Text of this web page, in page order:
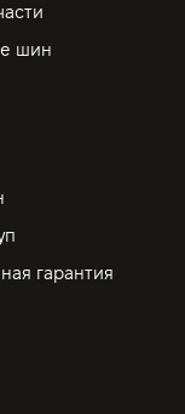
шин
гарантия